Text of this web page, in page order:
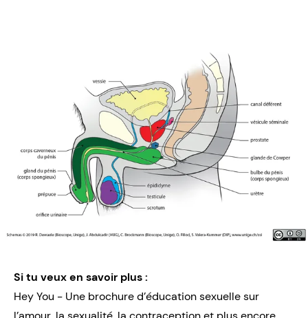
Si tu veux en savoir plus :
Hey You - Une brochure d’éducation sexuelle sur